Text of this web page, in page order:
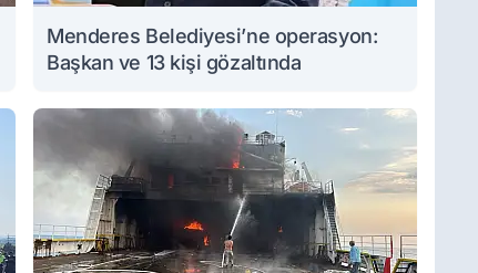
Menderes Belediyesi’ne operasyon:
Başkan ve 13 kişi gözaltında